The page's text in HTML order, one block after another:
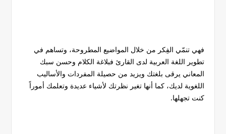
فهي تنمّي الفِكر من خلال المواضيع المطروحة، وتساهم في
تطوير اللغة العربية لدى القارئ فبلاغة الكلام وحسن سبك
المعاني يرقى بلغتك ويزيد من حصيلة المفردات والأساليب
اللغوية لديك، كما أنها تغير نظرتك لأشياء عديدة وتعلمك أموراً
كنت تجهلها.